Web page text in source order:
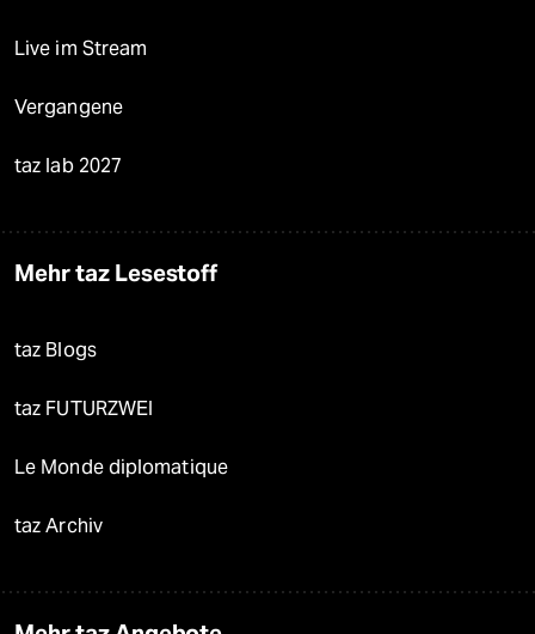
Live im Stream
Vergangene
taz lab 2027
Mehr taz Lesestoff
taz Blogs
taz FUTURZWEI
Le Monde diplomatique
taz Archiv